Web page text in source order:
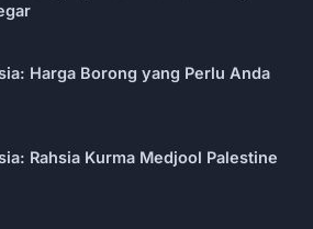
Harga Borong yang Perlu Anda
Rahsia Kurma Medjool Palestine